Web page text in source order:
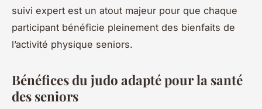
suivi expert est un atout majeur pour que chaque
participant bénéficie pleinement des bienfaits de
l’activité physique seniors.
Bénéfices du judo adapté pour la santé
des seniors